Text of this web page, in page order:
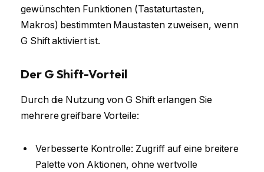
gewünschten Funktionen (Tastaturtasten,
Makros) bestimmten Maustasten zuweisen, wenn
G Shift aktiviert ist.
Der G Shift-Vorteil
Durch die Nutzung von G Shift erlangen Sie
mehrere greifbare Vorteile:
Verbesserte Kontrolle: Zugriff auf eine breitere
Palette von Aktionen, ohne wertvolle